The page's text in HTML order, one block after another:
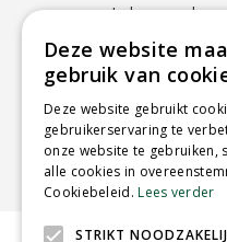
Iedere zondag
openingstijden
Toon alle
Deze website
gebruik van
Deze website gebruikt
gebruikerservaring te
onze website te gebruiken,
alle cookies in
Cookiebeleid.Lees verder
STRIKT